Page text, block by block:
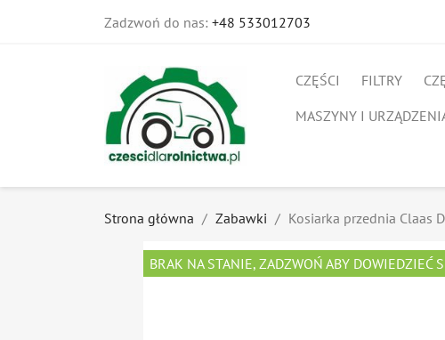
Zadzwoń do nas: +48 533012703
CZĘŚCI FILTRY
MASZYNY I
Strona główna Zabawki Kosiarka przednia Claas
BRAK NA STANIE, ZADZWOŃ ABY DOWIEDZIEĆ